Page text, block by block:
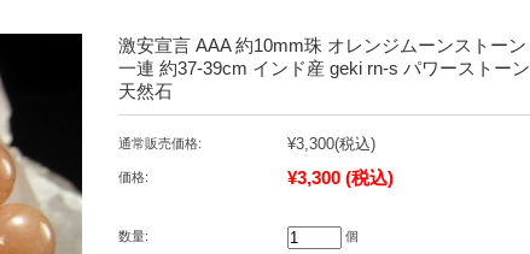
激安宣言 AAA 約10mm珠 オレンジムーンストーン
一連 約37-39cm インド産 geki rn-s パワーストーン
天然石
通常販売価格: ¥3,300(税込)
価格: ¥3,300 (税込)
数量: 個